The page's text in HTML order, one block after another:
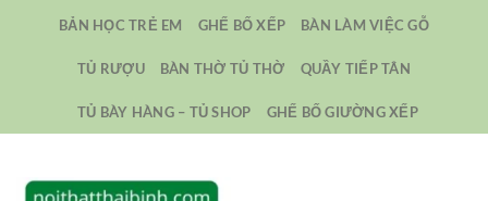
BẢN HỌC TRẺ EM GHẾ BỐ XẾP BÀN LÀM VIỆC GỖ
TỦ RƯỢU BÀN THỜ TỦ THỜ QUẦY TIẾP TÂN
TỦ BÀY HÀNG – TỦ SHOP GHẾ BỐ GIƯỜNG XẾP